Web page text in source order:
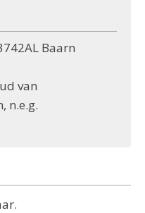
Baarn
van
n.e.g.